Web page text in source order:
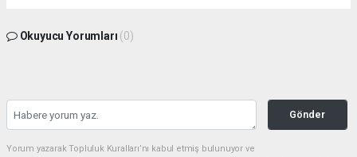
Okuyucu Yorumları (0)
Gönder
Yorum yazarak Topluluk Kuralları’nı kabul etmiş bulunuyor ve